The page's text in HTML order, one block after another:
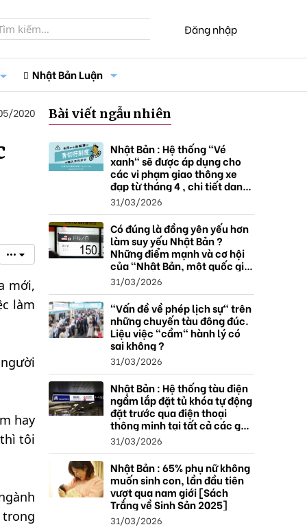
Đăng nhập
Nhật Bản Luận
2020
•••
mới,
làm
hay
tôi
trong
Bài viết ngẫu nhiên
Nhật Bản : Hệ thống "Vé
xanh" sẽ được áp dụng cho
các vi phạm giao thông xe
đạp từ tháng 4 , chi tiết danh
sách và mức xử phạt.
31/03/2026
Có đúng là đồng yên yếu hơn
làm suy yếu Nhật Bản ?
Những điểm mạnh và cơ hội
của "Nhật Bản, một quốc gia
thặng dư".
31/03/2026
"Vấn đề về phép lịch sự" trên
những chuyến tàu đông đúc.
Liệu việc "cầm" hành lý có
sai không ?
31/03/2026
Nhật Bản : Hệ thống tàu điện
ngầm lắp đặt tủ khóa tự động
đặt trước qua điện thoại
thông minh tại tất cả các ga ,
mở rộng mạng lưới do nhu
cầu tăng.
31/03/2026
Nhật Bản : 65% phụ nữ không
muốn sinh con, lần đầu tiên
vượt qua nam giới [Sách
Trắng về Sinh Sản 2025]
31/03/2026